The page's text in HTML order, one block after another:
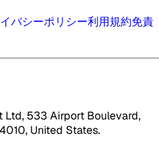
バシーポリシー利用規約免責
Ltd, 533 Airport Boulevard,
United States.